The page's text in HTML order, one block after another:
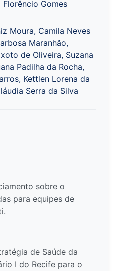
Florêncio Gomes
Moura, Camila Neves
Maranhão,
de Oliveira, Suzana
Padilha da Rocha,
Kettlen Lorena da
Serra da Silva
sobre o
para equipes de
de Saúde da
I do Recife para o